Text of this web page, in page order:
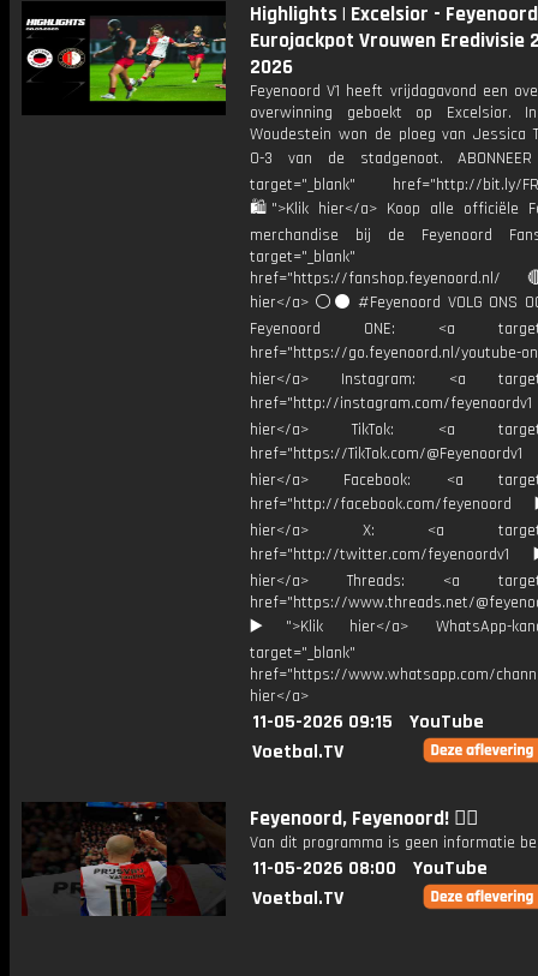
Highlights | Excelsior - Feyenoord
Eurojackpot Vrouwen Eredivisie
2026
Feyenoord V1 heeft vrijdagavond een
overwinning geboekt op Excelsior.
Woudestein won de ploeg van Jessica
0-3 van de stadgenoot.
target="_blank" href="http://bit.ly/
🛍">Klik hier</a> Koop alle officiële
merchandise bij de Feyenoord
target="_blank"
href="https://
hier</a> ⚪️⚫ #Feyenoord VOLG ONS
Feyenoord ONE: <a
href="https://go.feyenoord.nl/youtube-
hier</a> Instagram: <a
href="http://instagram.com/
hier</a> TikTok: <a
href="https://TikTok.com/
hier</a> Facebook: <a
href="http://facebook.com/
hier</a> X: <a
href="http://twitter.com/
hier</a> Threads: <a
href="https://www.threads.net/
▶️">Klik hier</a> WhatsApp-
target="_blank"
href="https://www.whatsapp.com/
hier</a>
11-05-2026 09:15
YouTube
Voetbal.TV
Feyenoord, Feyenoord! ❤️‍🔥
Van dit programma is geen informatie
11-05-2026 08:00
YouTube
Voetbal.TV